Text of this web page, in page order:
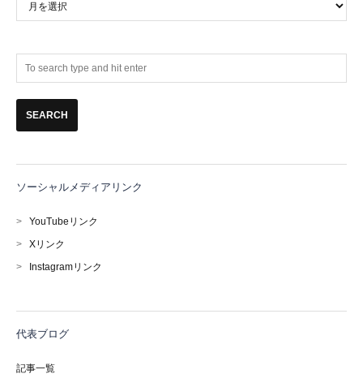
ー
ソーシャルメディアリンク
> YouTubeリンク
> Xリンク
> Instagramリンク
代表ブログ
記事一覧